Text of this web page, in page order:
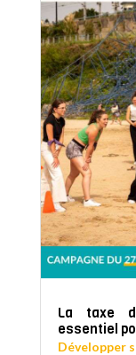
La taxe
essentiel
Développer